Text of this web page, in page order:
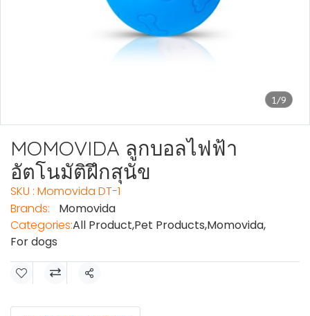
1/9
MOMOVIDA ลูกบอลไฟฟ้า
อัตโนมัติฝึกสุนัข
SKU : Momovida DT-1
Brands:
Momovida
Categories:All Product,Pet Products,Momovida,
For dogs
Share